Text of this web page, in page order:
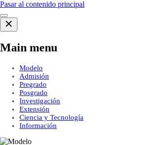
Pasar al contenido principal
Main menu
Modelo
Admisión
Pregrado
Posgrado
Investigación
Extensión
Ciencia y Tecnología
Información